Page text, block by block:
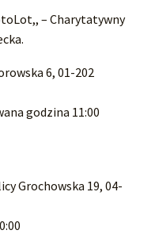
– Charytatywny
6, 01-202
godzina 11:00
Grochowska 19, 04-